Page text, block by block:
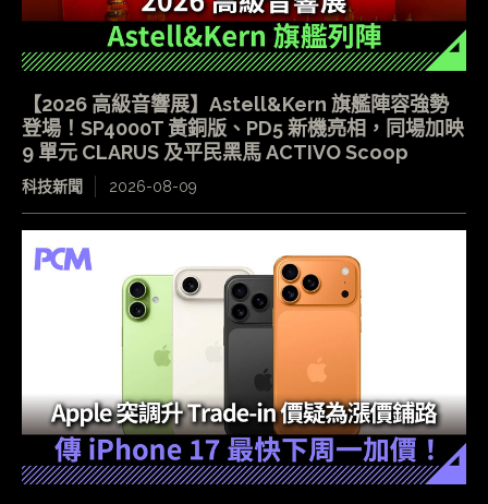
【2026 高級音響展】Astell&Kern 旗艦陣容強勢
登場！SP4000T 黃銅版、PD5 新機亮相，同場加映
9 單元 CLARUS 及平民黑馬 ACTIVO Scoop
科技新聞 2026-08-09